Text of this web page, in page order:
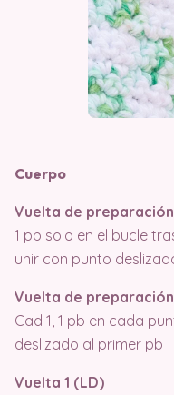
Cuerpo
Vuelta de preparación
1 pb solo en el bucle
unir con punto
Vuelta de
Cad 1, 1 pb en cada
deslizado al primer pb
Vuelta 1 (LD)